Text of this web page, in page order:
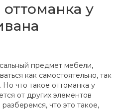
оттоманка у
предмет мебели,
как самостоятельно, так
что такое оттоманка у
от других элементов
что это такое,